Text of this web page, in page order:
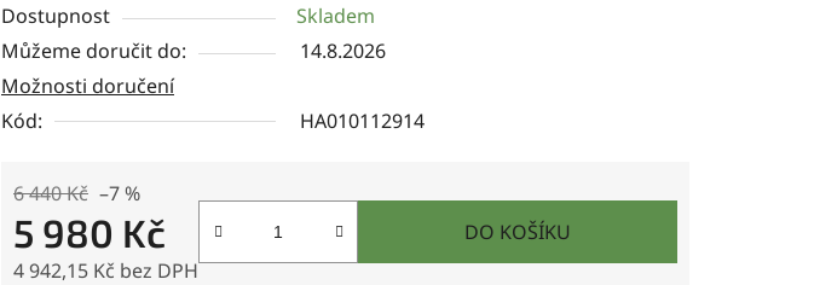
Dostupnost
Skladem
Můžeme doručit do:
14.8.2026
Možnosti doručení
Kód:
HA010112914
6 440 Kč –7 %
5 980 Kč
4 942,15 Kč bez DPH
DO KOŠÍKU